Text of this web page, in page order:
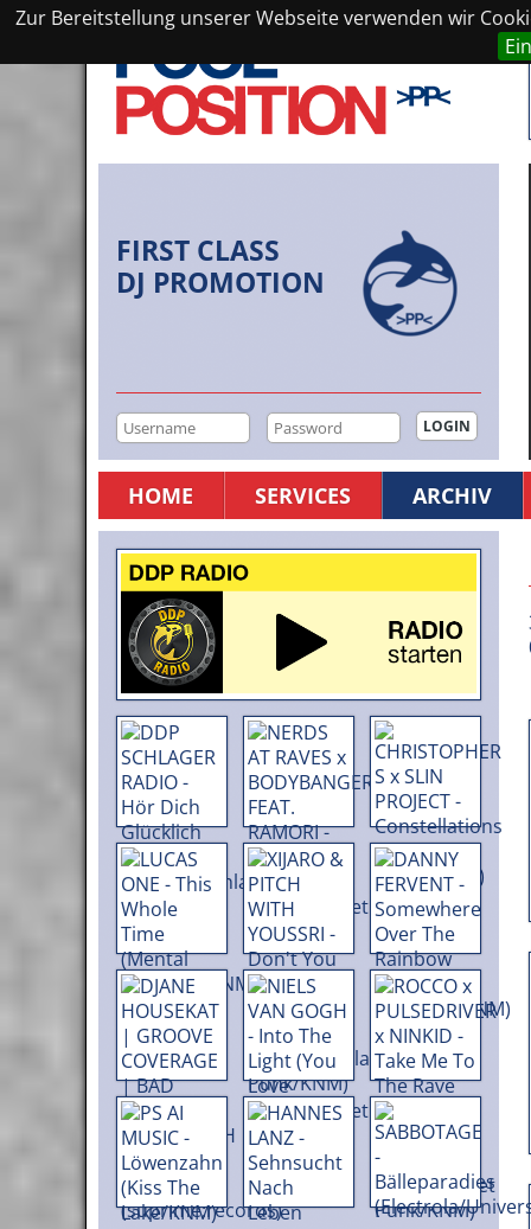
Zur Bereitstellung unserer Webseite verwenden wir
FIRST CLASS
DJ PROMOTION
HOME SERVICES ARCHIV